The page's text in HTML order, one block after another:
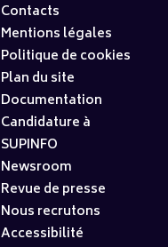
Contacts
Mentions légales
Politique de cookies
Plan du site
Documentation
Candidature à
SUPINFO
Newsroom
Revue de presse
Nous recrutons
Accessibilité